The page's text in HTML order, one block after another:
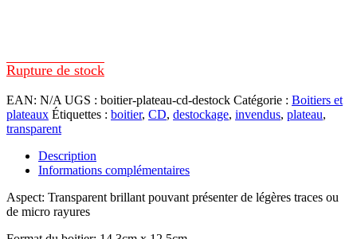
Rupture de stock
EAN: N/A UGS : boitier-plateau-cd-destock Catégorie : Boitiers et
plateaux Étiquettes : boitier, CD, destockage, invendus, plateau,
transparent
Description
Informations complémentaires
Aspect: Transparent brillant pouvant présenter de légères traces ou
de micro rayures